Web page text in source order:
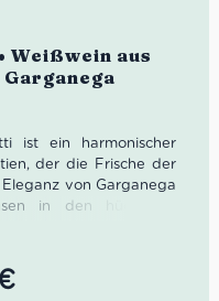
Weißwein aus
ist ein harmonischer
der die Frische der
von Garganega
in den hügeligen
Norditaliens. Im
strohgelb mit feinen
wirkt angenehm floral